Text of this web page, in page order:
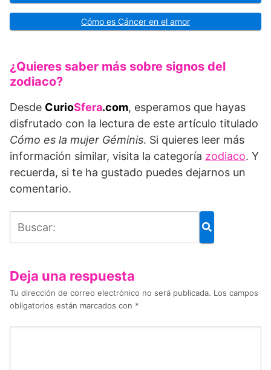
Cómo es Cáncer en el amor
¿Quieres saber más sobre signos del
zodiaco?
Desde CurioSfera.com, esperamos que hayas
disfrutado con la lectura de este artículo titulado
Cómo es la mujer Géminis. Si quieres leer más
información similar, visita la categoría zodiaco. Y
recuerda, si te ha gustado puedes dejarnos un
comentario.
Deja una respuesta
Tu dirección de correo electrónico no será publicada. Los campos
obligatorios están marcados con *